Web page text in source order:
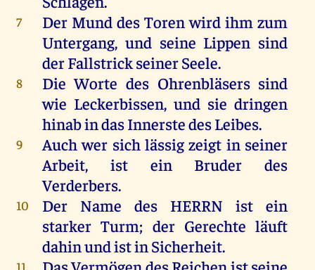
7 Der Mund des Toren wird ihm zum
Untergang, und seine Lippen sind
derFallstrickseinerSeele.
8 Die Worte des Ohrenbläsers sind
wie Leckerbissen, und sie dringen
hinabindasInnerstedesLeibes.
9 Auch wer sich lässig zeigt in seiner
Arbeit, ist ein Bruder
des
Verderbers.
10 Der Name des HERRN ist
ein
starker Turm; der Gerechte läuft
dahinundistinSicherheit.
11